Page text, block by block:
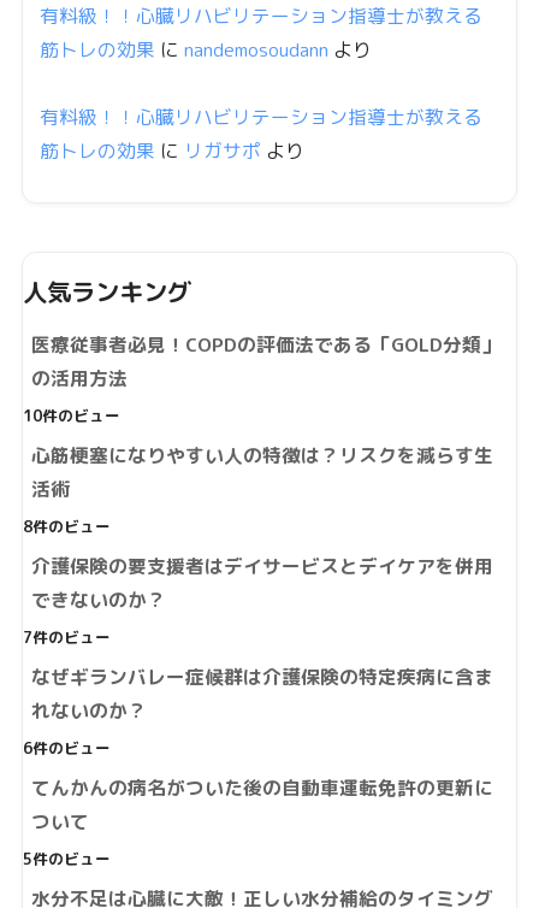
有料級！！心臓リハビリテーション指導士が教える
筋トレの効果 に nandemosoudann より
有料級！！心臓リハビリテーション指導士が教える
筋トレの効果 に リガサポ より
人気ランキング
医療従事者必見！COPDの評価法である「GOLD分類」
の活用方法
10件のビュー
心筋梗塞になりやすい人の特徴は？リスクを減らす生
活術
8件のビュー
介護保険の要支援者はデイサービスとデイケアを併用
できないのか？
7件のビュー
なぜギランバレー症候群は介護保険の特定疾病に含ま
れないのか？
6件のビュー
てんかんの病名がついた後の自動車運転免許の更新に
ついて
5件のビュー
水分不足は心臓に大敵！正しい水分補給のタイミング